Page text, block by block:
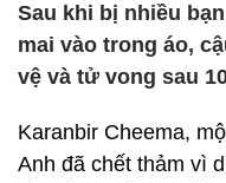
Sau khi bị nhiều
mai vào trong áo,
vệ và tử vong sau
Karanbir Cheema,
Anh đã chết thảm vì